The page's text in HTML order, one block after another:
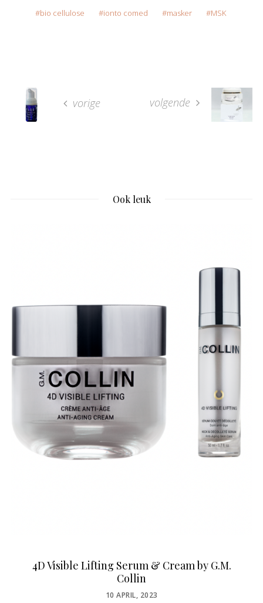
bio cellulose ionto comed masker MSK
vorige volgende
Ook leuk
4D Visible Lifting Serum & Cream by G.M.
Collin
POSTED
10 APRIL, 2023